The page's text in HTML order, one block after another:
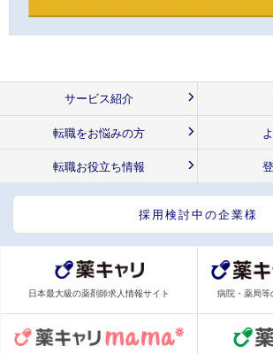
サービス紹介
転職をお悩みの方
転職お役立ち情報
採用検討中の企業様
日本最大級の薬剤師求人情報サイト 病院・薬局等